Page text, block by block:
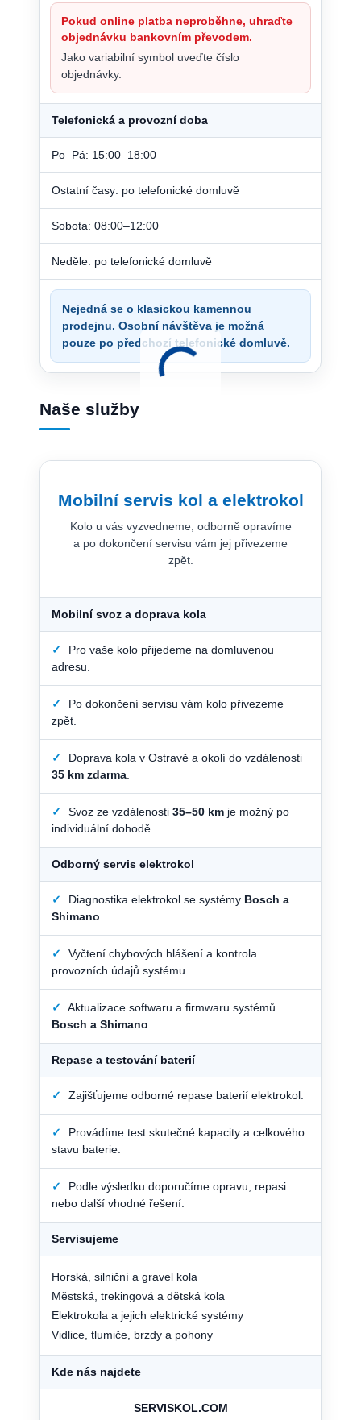
Pokud online platba neproběhne, uhraďte
objednávku bankovním převodem.
Jako variabilní symbol uveďte číslo
objednávky.
Telefonická a provozní doba
Po–Pá: 15:00–18:00
Ostatní časy: po telefonické domluvě
Sobota: 08:00–12:00
Neděle: po telefonické domluvě
Nejedná se o klasickou kamennou
prodejnu. Osobní návštěva je možná
pouze po předchozí telefonické domluvě.
Naše služby
Mobilní servis kol a elektrokol
Kolo u vás vyzvedneme, odborně opravíme
a po dokončení servisu vám jej přivezeme
zpět.
Mobilní svoz a doprava kola
✓
Pro vaše kolo přijedeme na domluvenou
adresu.
✓
Po dokončení servisu vám kolo přivezeme
zpět.
✓
Doprava kola v Ostravě a okolí do vzdálenosti
35 km zdarma.
✓ Svoz ze vzdálenosti 35–50 km je možný po
individuální dohodě.
Odborný servis elektrokol
✓ Diagnostika elektrokol se systémy Bosch a
Shimano.
✓
Vyčtení chybových hlášení a kontrola
provozních údajů systému.
✓
Aktualizace softwaru a firmwaru systémů
Bosch a Shimano.
Repase a testování baterií
✓ Zajišťujeme odborné repase baterií elektrokol.
✓
Provádíme test skutečné kapacity a celkového
stavu baterie.
✓
Podle výsledku doporučíme opravu, repasi
nebo další vhodné řešení.
Servisujeme
Horská, silniční a gravel kola
Městská, trekingová a dětská kola
Elektrokola a jejich elektrické systémy
Vidlice, tlumiče, brzdy a pohony
Kde nás najdete
SERVISKOL.COM